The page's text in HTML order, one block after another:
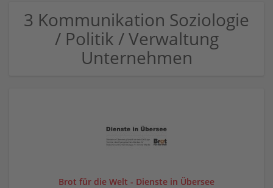
3 Kommunikation Soziologie
/ Politik / Verwaltung
Unternehmen
Brot für die Welt - Dienste in Übersee